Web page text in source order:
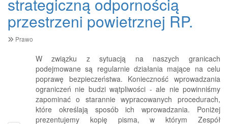
przestrzeni powietrznej RP.
Prawo
W związku z sytuacją na naszych granicach
podejmowane są regularnie działania mające na celu
poprawę bezpieczeństwa. Konieczność wprowadzania
ograniczeń nie budzi wątpliwości - ale nie powinniśmy
zapominać o starannie wypracowanych procedurach,
które określają sposób ich wprowadzania. Poniżej
prezentujemy kopię pisma, w którym Zespół